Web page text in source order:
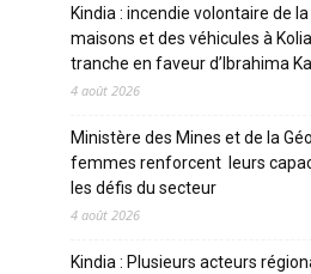
Kindia : incendie volontaire de
maisons et des véhicules à
tranche en faveur d’Ibrahima
4 août 2026
Ministère des Mines et de la
femmes renforcent leurs
les défis du secteur
4 août 2026
Kindia : Plusieurs acteurs